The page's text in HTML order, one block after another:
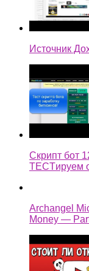
Источник
Скрипт бот
TECTируем
Archangel
Money —